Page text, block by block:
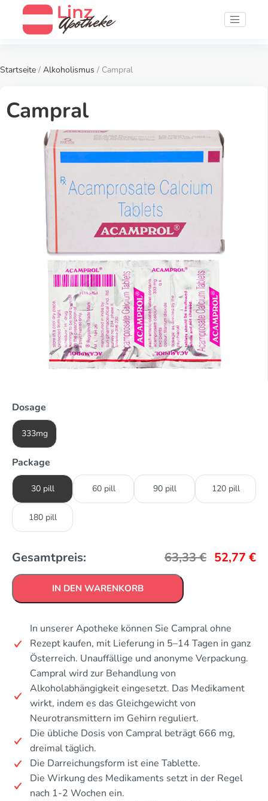
Startseite / Alkoholismus / Campral
Campral
Dosage
333mg
Package
30 pill 60 pill 90 pill 120 pill
180 pill
Gesamtpreis: 63,33€ 52,77 €
IN DEN WARENKORB
In unserer Apotheke können Sie Campral ohne
Rezept kaufen, mit Lieferung in 5–14 Tagen in ganz
Österreich. Unauffällige und anonyme Verpackung.
Campral wird zur Behandlung von
Alkoholabhängigkeit eingesetzt. Das Medikament
wirkt, indem es das Gleichgewicht von
Neurotransmittern im Gehirn reguliert.
Die übliche Dosis von Campral beträgt 666 mg,
dreimal täglich.
Die Darreichungsform ist eine Tablette.
Die Wirkung des Medikaments setzt in der Regel
nach 1-2 Wochen ein.